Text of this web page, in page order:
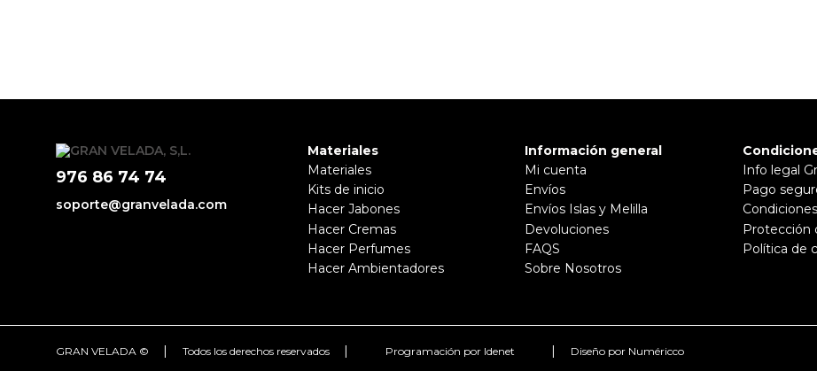
976 86 74 74
soporte@granvelada.com
Materiales
Materiales
Kits de inicio
Hacer Jabones
Hacer Cremas
Hacer Perfumes
Hacer Ambientadores
Información general
Mi cuenta
Envíos
Envíos Islas y Melilla
Devoluciones
FAQS
Sobre Nosotros
Info legal
Pago
Protección
Política de
GRAN VELADA © | Todos los derechos reservados | Programación por Idenet | Diseño por Numéricco